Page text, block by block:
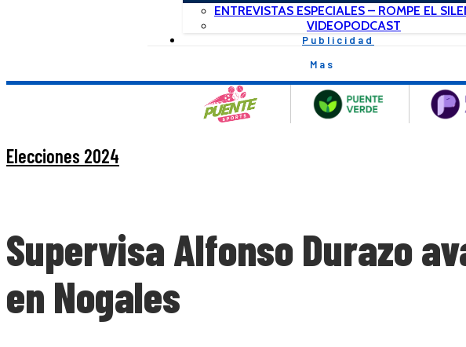
ENTREVISTAS ESPECIALES – ROMPE EL
VIDEOPODCAST
Publicidad
Mas
Elecciones 2024
Supervisa Alfonso Durazo
en Nogales